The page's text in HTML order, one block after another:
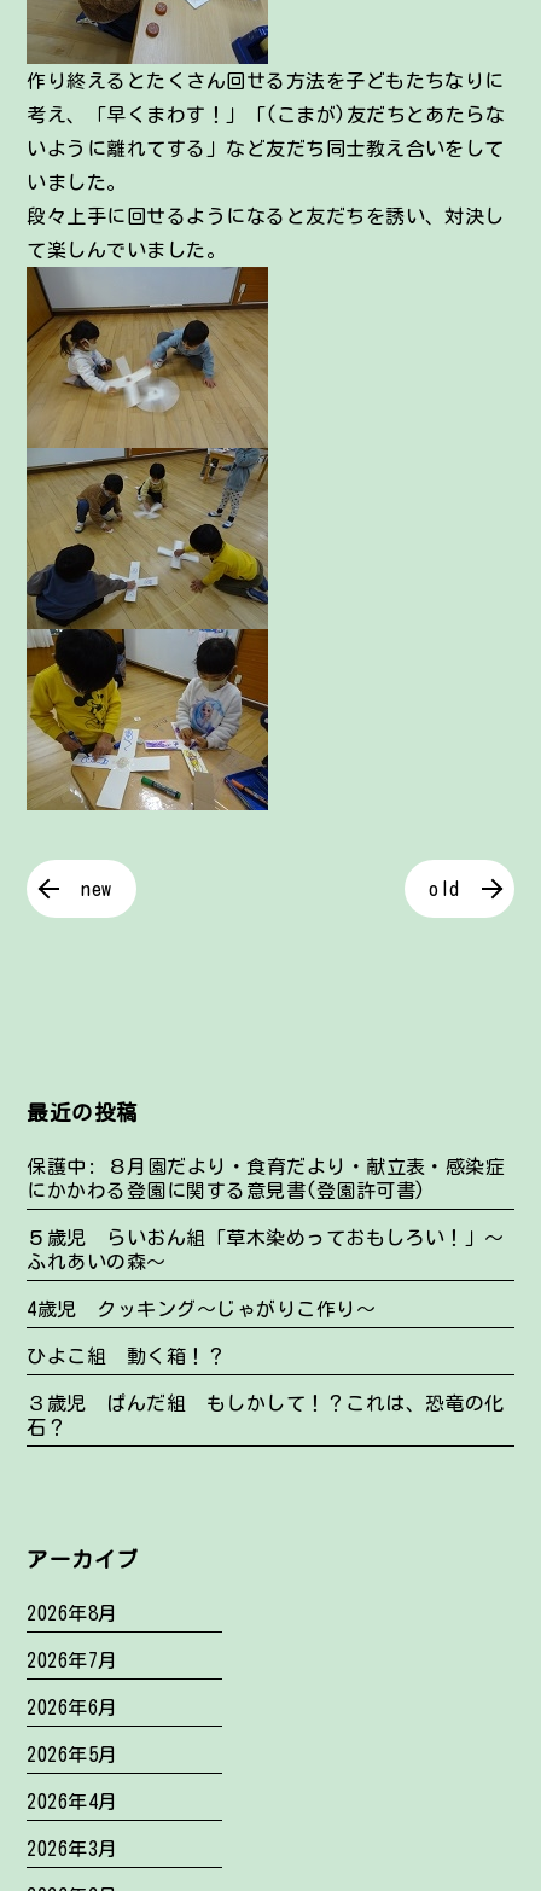
作り終えるとたくさん回せる方法を子どもたちなりに
考え、「早くまわす！」「(こまが)友だちとあたらな
いように離れてする」など友だち同士教え合いをして
いました。
段々上手に回せるようになると友だちを誘い、対決し
て楽しんでいました。
new old
最近の投稿
保護中: ８月園だより・食育だより・献立表・感染症
にかかわる登園に関する意見書(登園許可書)
５歳児 らいおん組「草木染めっておもしろい！」～
ふれあいの森～
4歳児 クッキング～じゃがりこ作り～
ひよこ組 動く箱！？
３歳児 ぱんだ組 もしかして！？これは、恐竜の化
石？
アーカイブ
2026年8月
2026年7月
2026年6月
2026年5月
2026年4月
2026年3月